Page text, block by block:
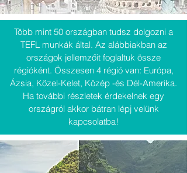
Több mint 50 országban tudsz dolgozni a
TEFL munkák által. Az alábbiakban az
országok jellemzőit foglaltuk össze
régióként. Összesen 4 régió van: Európa,
Ázsia, Közel-Kelet, Közép -és Dél-Amerika.
Ha további részletek érdekelnek egy
országról akkor bátran lépj velünk
kapcsolatba!